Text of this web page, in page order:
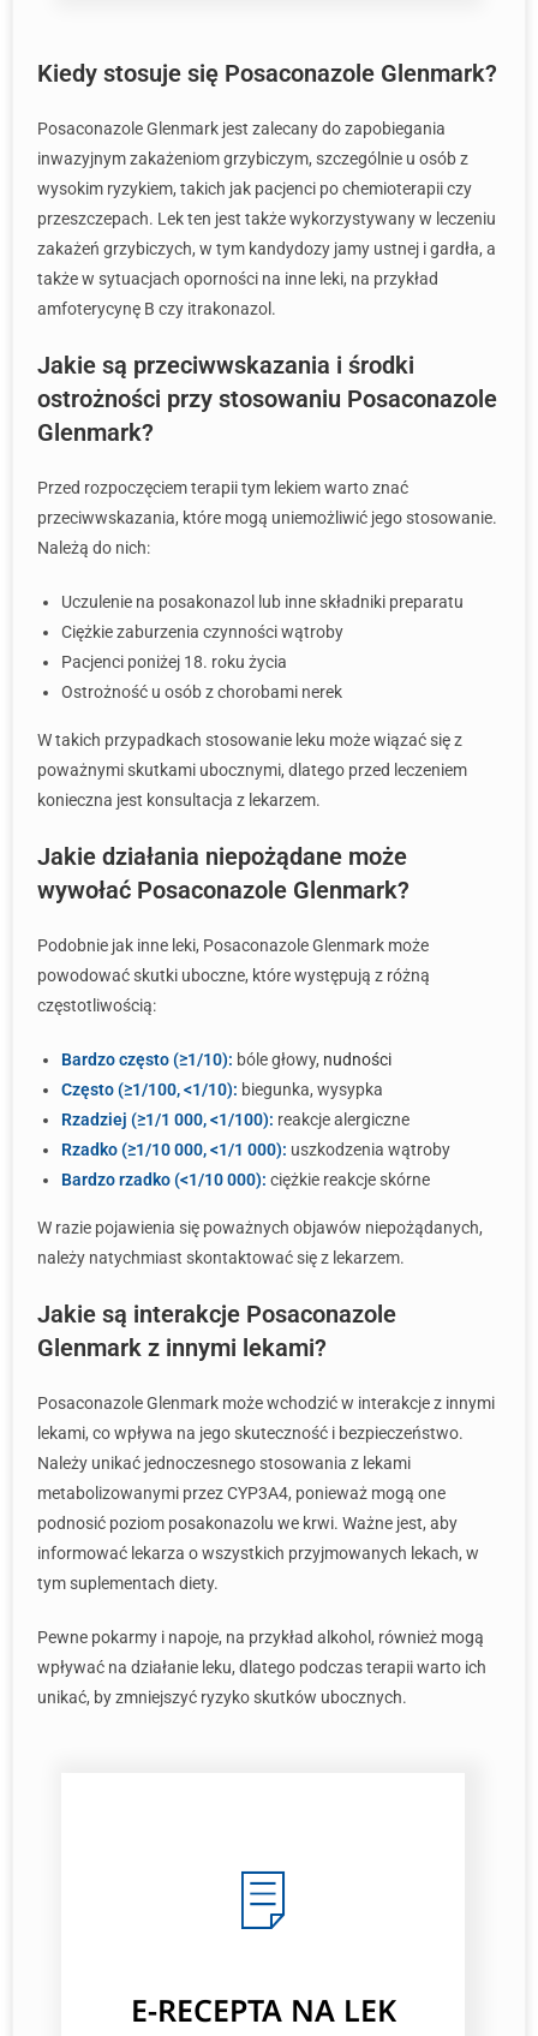
Kiedy stosuje się Posaconazole Glenmark?
Posaconazole Glenmark jest zalecany do zapobiegania
inwazyjnym zakażeniom grzybiczym, szczególnie u osób z
wysokim ryzykiem, takich jak pacjenci po chemioterapii czy
przeszczepach. Lek ten jest także wykorzystywany w leczeniu
zakażeń grzybiczych, w tym kandydozy jamy ustnej i gardła, a
także w sytuacjach oporności na inne leki, na przykład
amfoterycynę B czy itrakonazol.
Jakie są przeciwwskazania i środki
ostrożności przy stosowaniu Posaconazole
Glenmark?
Przed rozpoczęciem terapii tym lekiem warto znać
przeciwwskazania, które mogą uniemożliwić jego stosowanie.
Należą do nich:
Uczulenie na posakonazol lub inne składniki preparatu
Ciężkie zaburzenia czynności wątroby
Pacjenci poniżej 18. roku życia
Ostrożność u osób z chorobami nerek
W takich przypadkach stosowanie leku może wiązać się z
poważnymi skutkami ubocznymi, dlatego przed leczeniem
konieczna jest konsultacja z lekarzem.
Jakie działania niepożądane może
wywołać Posaconazole Glenmark?
Podobnie jak inne leki, Posaconazole Glenmark może
powodować skutki uboczne, które występują z różną
częstotliwością:
Bardzo często (≥1/10): bóle głowy, nudności
Często (≥1/100, <1/10): biegunka, wysypka
Rzadziej (≥1/1 000, <1/100): reakcje alergiczne
Rzadko (≥1/10 000, <1/1 000): uszkodzenia wątroby
Bardzo rzadko (<1/10 000): ciężkie reakcje skórne
W razie pojawienia się poważnych objawów niepożądanych,
należy natychmiast skontaktować się z lekarzem.
Jakie są interakcje Posaconazole
Glenmark z innymi lekami?
Posaconazole Glenmark może wchodzić w interakcje z innymi
lekami, co wpływa na jego skuteczność i bezpieczeństwo.
Należy unikać jednoczesnego stosowania z lekami
metabolizowanymi przez CYP3A4, ponieważ mogą one
podnosić poziom posakonazolu we krwi. Ważne jest, aby
informować lekarza o wszystkich przyjmowanych lekach, w
tym suplementach diety.
Pewne pokarmy i napoje, na przykład alkohol, również mogą
wpływać na działanie leku, dlatego podczas terapii warto ich
unikać, by zmniejszyć ryzyko skutków ubocznych.
E-RECEPTA NA LEK